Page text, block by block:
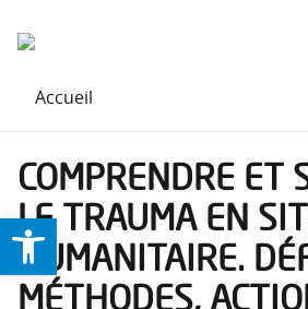
COMPRENDRE ET
LE TRAUMA EN
HUMANITAIRE.
MÉTHODES,
Ouvrir la barre d’outils